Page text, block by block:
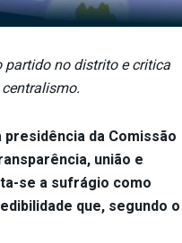
partido no distrito e critica
presidência da Comissão
união e
se a sufrágio como
que, segundo o